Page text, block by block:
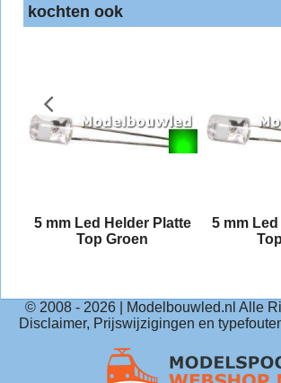
kochten ook
5 mm Led Helder Platte
Top Groen
5 mm
© 2008 - 2026| Modelbouwled.nl Alle
Disclaimer, Prijswijzigingen en